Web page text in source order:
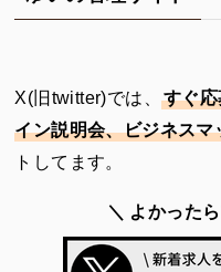
X(旧twitter)では、すぐ
イン説明会、ビジネス
トしてます。
＼ よかった